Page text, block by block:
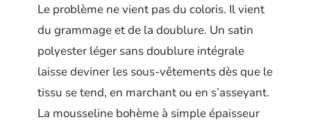
Le problème ne vient pas du coloris. Il vient
du grammage et de la doublure. Un satin
polyester léger sans doublure intégrale
laisse deviner les sous-vêtements dès que le
tissu se tend, en marchant ou en s’asseyant.
La mousseline bohème à simple épaisseur